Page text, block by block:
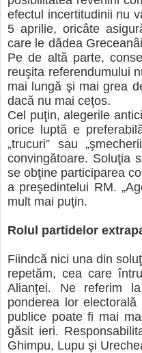
efectul incertitudinii nu
5 aprilie, oricâte
care le dădea
Pe de altă parte,
reuşita referendumului
mai lungă şi mai grea
dacă nu mai ceţos.
Cel puţin, alegerile
orice luptă e
„trucuri” sau
convingătoare. Soluţia
se obţine participarea
a preşedintelui RM.
mult mai puţin.
Rolul partidelor
Fiindcă nici una din
repetăm, cea care
Alianţei. Ne referim
ponderea lor
publice poate fi mai
găsit ieri.
Ghimpu, Lupu şi